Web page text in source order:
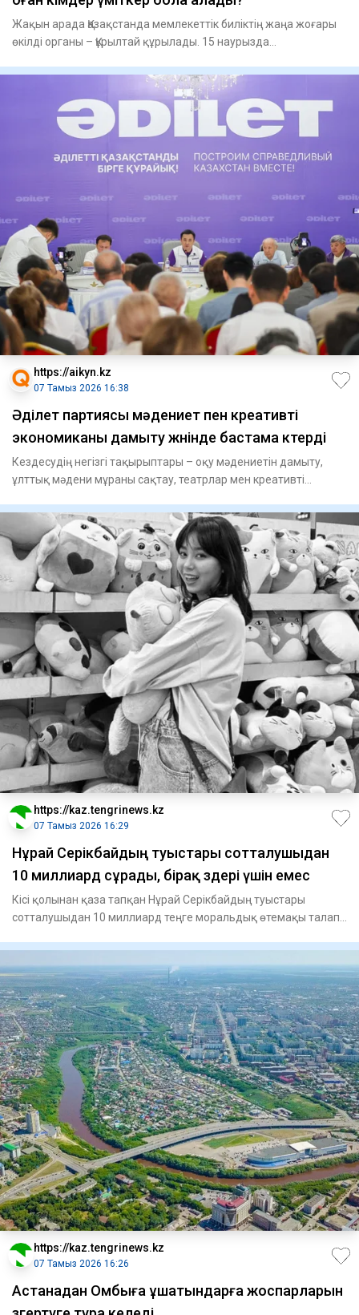
Жақын арада Қазақстанда мемлекеттік биліктің жаңа жоғары
өкілді органы – Құрылтай құрылады. 15 наурызда
https://aikyn.kz
07 Тамыз 2026 16:38
Әділет партиясы мәдениет пен креативті
экономиканы дамыту жөнінде бастама көтерді
Кездесудің негізгі тақырыптары – оқу мәдениетін дамыту,
ұлттық мәдени мұраны сақтау, театрлар мен креативті
https://kaz.tengrinews.kz
07 Тамыз 2026 16:29
Нұрай Серікбайдың туыстары сотталушыдан
10 миллиард сұрады, бірақ өздері үшін емес
Кісі қолынан қаза тапқан Нұрай Серікбайдың туыстары
сотталушыдан 10 миллиард теңге моральдық өтемақы талап
https://kaz.tengrinews.kz
07 Тамыз 2026 16:26
Астанадан Омбыға ұшатындарға жоспарларын